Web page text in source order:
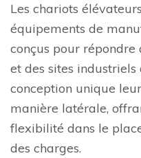
Les chariots
équipements de
conçus pour répondre
et des sites industriels
conception unique
manière latérale,
flexibilité dans le
des charges.